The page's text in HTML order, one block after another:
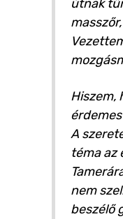
útnak
Hiszem,
A
téma az
nem
beszélő